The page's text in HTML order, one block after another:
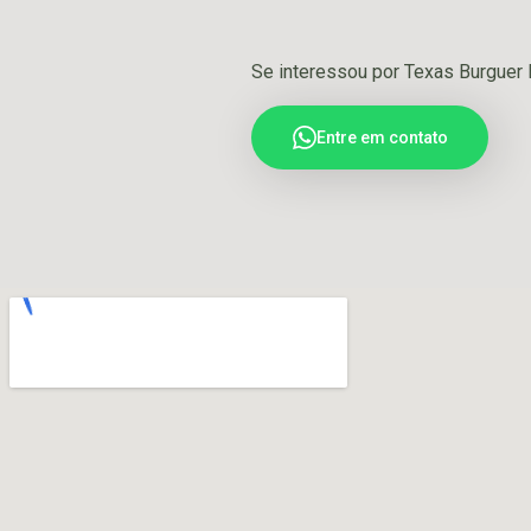
Se interessou por Texas Burguer
Entre em contato